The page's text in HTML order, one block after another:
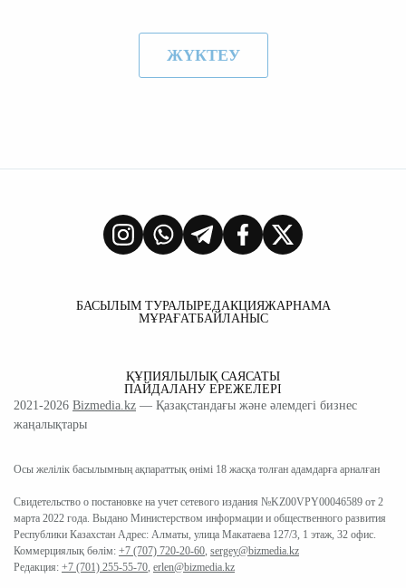
ЖҮКТЕУ
БАСЫЛЫМ ТУРАЛЫРЕДАКЦИЯЖАРНАМА
МҰРАҒАТБАЙЛАНЫС
ҚҰПИЯЛЫЛЫҚ САЯСАТЫ
ПАЙДАЛАНУ ЕРЕЖЕЛЕРІ
2021-2026 Bizmedia.kz — Қазақстандағы және әлемдегі бизнес
жаңалықтары
Осы желілік басылымның ақпараттық өнімі 18 жасқа толған адамдарға арналған
Свидетельство о постановке на учет сетевого издания №KZ00VPY00046589 от 2
марта 2022 года. Выдано Министерством информации и общественного развития
Республики Казахстан Адрес: Алматы, улица Макатаева 127/3, 1 этаж, 32 офис.
Коммерциялық бөлім: +7 (707) 720-20-60 sergey@bizmedia.kz
Редакция: +7 (701) 255-55-70 erlen@bizmedia.kz